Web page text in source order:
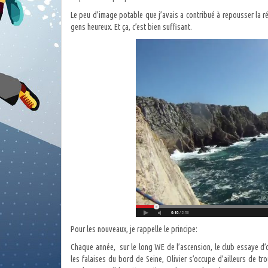
Le peu d’image potable que j’avais a contribué à repousser la
gens heureux. Et ça, c’est bien suffisant.
Pour les nouveaux, je rappelle le principe:
Chaque année, sur le long WE de l’ascension, le club essaye
les falaises du bord de Seine, Olivier s’occupe d’ailleurs de